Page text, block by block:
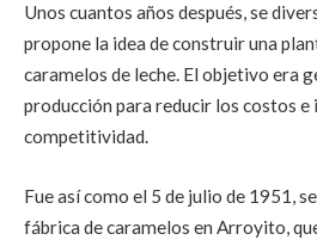
Unos cuantos años después, se
propone la idea de construir una
caramelos de leche. El objetivo era
producción para reducir los costos e
competitividad.
Fue así como el 5 de julio de 1951,
fábrica de caramelos en Arroyito,